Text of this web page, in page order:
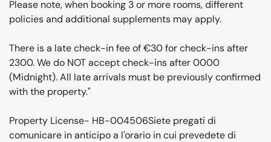
Please note, when booking 3 or more rooms, different
policies and additional supplements may apply.
There is a late check-in fee of €30 for check-ins after
2300. We do NOT accept check-ins after 0000
(Midnight). All late arrivals must be previously confirmed
with the property."
Property License- HB-004506Siete pregati di
comunicare in anticipo a l'orario in cui prevedete di